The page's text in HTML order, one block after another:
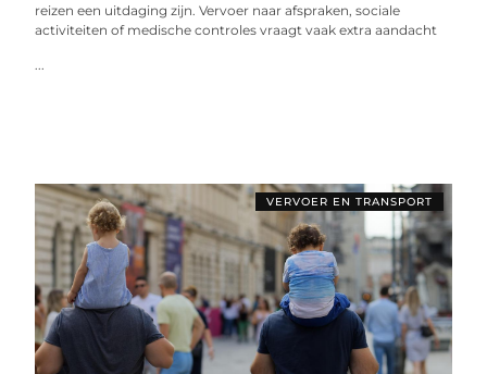
reizen een uitdaging zijn. Vervoer naar afspraken, sociale
activiteiten of medische controles vraagt vaak extra aandacht
...
VERVOER EN TRANSPORT